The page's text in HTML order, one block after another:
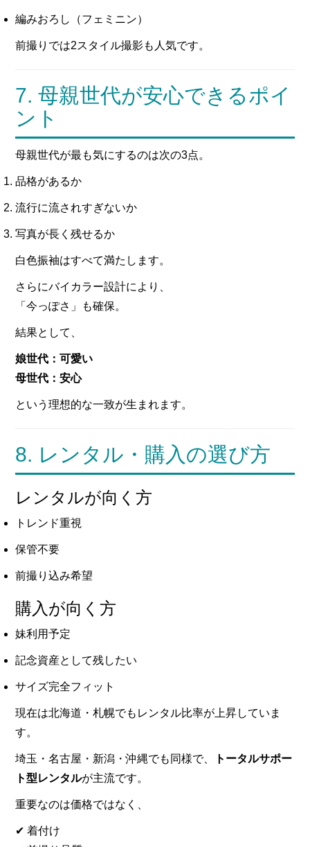
編みおろし（フェミニン）
前撮りでは2スタイル撮影も人気です。
7. 母親世代が安心できるポイ
ント
母親世代が最も気にするのは次の3点。
品格があるか
流行に流されすぎないか
写真が長く残せるか
白色振袖はすべて満たします。
さらにバイカラー設計により、
「今っぽさ」も確保。
結果として、
娘世代：可愛い
母世代：安心
という理想的な一致が生まれます。
8. レンタル・購入の選び方
レンタルが向く方
トレンド重視
保管不要
前撮り込み希望
購入が向く方
妹利用予定
記念資産として残したい
サイズ完全フィット
現在は北海道・札幌でもレンタル比率が上昇していま
す。
埼玉・名古屋・新潟・沖縄でも同様で、
トータルサポー
ト型レンタルが主流です。
重要なのは価格ではなく、
✔ 着付け